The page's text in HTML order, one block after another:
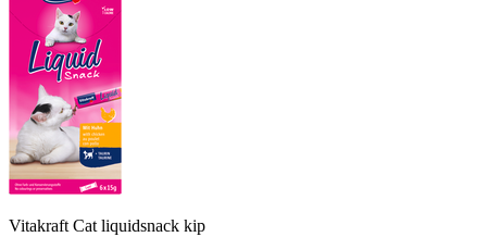
Vitakraft Cat liquidsnack kip